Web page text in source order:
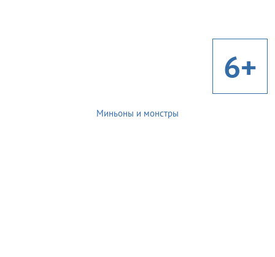
6+
Миньоны и монстры